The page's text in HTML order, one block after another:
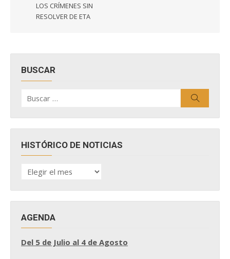
LOS CRÍMENES SIN
RESOLVER DE ETA
BUSCAR
por:
HISTÓRICO DE NOTICIAS
HISTÓRICO
DE
AGENDA
Del 5 de Julio al 4 de Agosto